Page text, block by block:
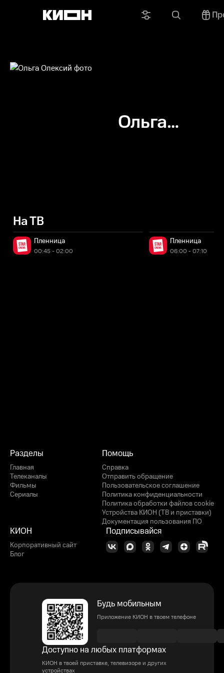
Ольга
На ТВ
Пленница
00:45 - 02:00
Пленница
06:00 - 07:10
Разделы
Главная
Телеканалы
Фильмы
Сериалы
Помощь
Справка
Отправить обращение
Пользовательское соглашение
Политика конфиденциальности
Политика обработки файлов cookie
Устройства КИОН (ТВ и приставки)
Документация пользования ПО
КИОН
Корпоративный сайт
Блог
Подписывайся
Будь мобильным
Приложение КИОН в твоем телефоне
Доступно на любых платформах
КИОН в твоей приставке, телевизоре и других
устройствах